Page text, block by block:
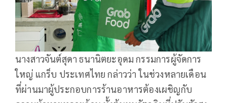
นางสาวจันต์สุดา ธนานิตยะอุดม กรรมการผู้จัดการ
ใหญ่ แกร็บ ประเทศไทย กล่าวว่า ในช่วงหลายเดือน
ที่ผ่านมาผู้ประกอบการร้านอาหารต้องเผชิญกับ